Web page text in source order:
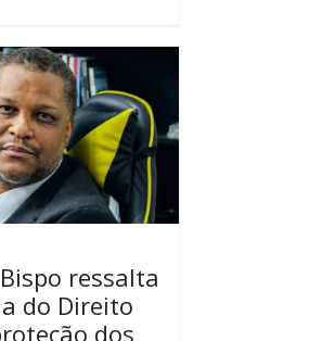
ressalta
do Direito
dos